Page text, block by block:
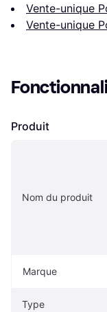
Vente-unique
Vente-unique
Produit
Nom du produit
Marque
Type